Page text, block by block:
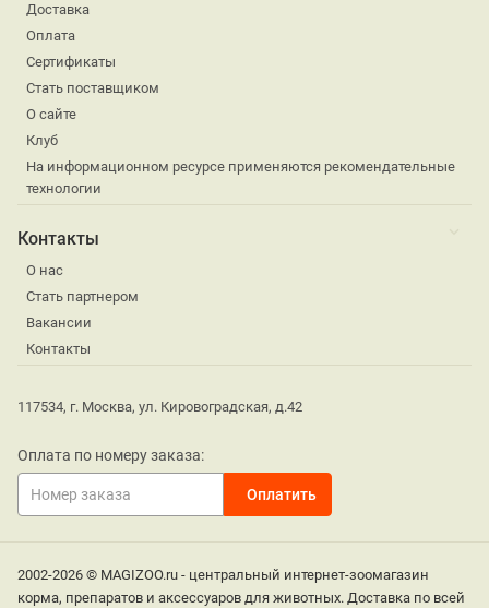
Доставка
Оплата
Сертификаты
Стать поставщиком
О сайте
Клуб
На информационном ресурсе применяются рекомендательные
технологии
Контакты
О нас
Стать партнером
Вакансии
Контакты
117534, г. Москва, ул. Кировоградская, д.42
Оплата по номеру заказа:
2002-2026 © MAGIZOO.ru - центральный интернет-зоомагазин
корма, препаратов и аксессуаров для животных. Доставка по всей